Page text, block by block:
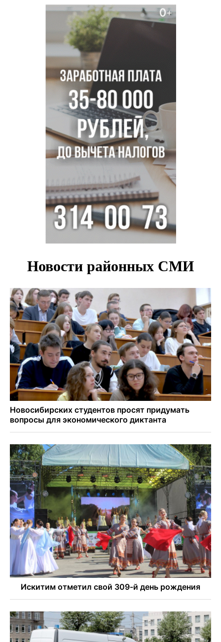
Андрей Травников поздравил новосибирцев с
юбилейным Днем строителя
Ученики новосибирского лицея победили в
Международной олимпиаде по ИИ
Остановку электричек о.п. Радуга Сибири начали строить